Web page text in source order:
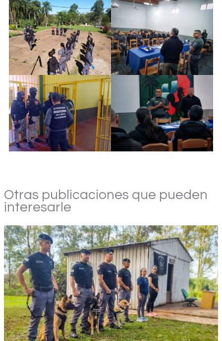
Otras publicaciones que pueden
interesarle